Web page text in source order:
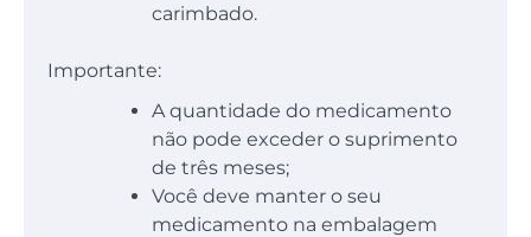
carimbado.
Importante:
A quantidade do medicamento
não pode exceder o suprimento
de três meses;
Você deve manter o seu
medicamento na embalagem